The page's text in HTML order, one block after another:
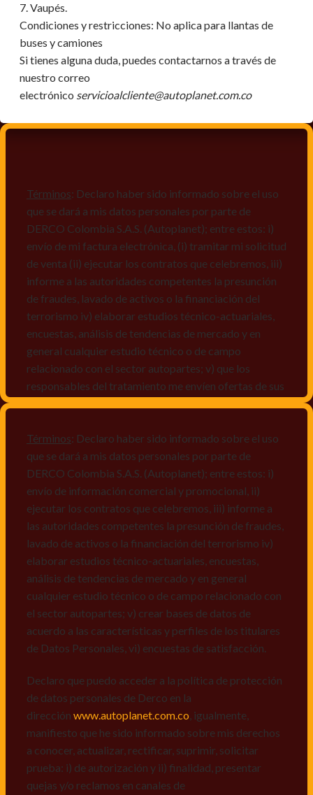
7. Vaupés.
Condiciones y restricciones: No aplica para llantas de
buses y camiones
Si tienes alguna duda, puedes contactarnos a través de
nuestro correo
electrónico servicioalcliente@autoplanet.com.co
Términos: Declaro haber sido informado sobre el uso
que se dará a mis datos personales por parte de
DERCO Colombia S.A.S. (Autoplanet); entre estos: i)
envío de mi factura electrónica, (i) tramitar mi solicitud
de venta (ii) ejecutar los contratos que celebremos, iii)
informe a las autoridades competentes la presunción
de fraudes, lavado de activos o la financiación del
terrorismo iv) elaborar estudios técnico-actuariales,
encuestas, análisis de tendencias de mercado y en
general cualquier estudio técnico o de campo
relacionado con el sector autopartes; v) que los
responsables del tratamiento me envíen ofertas de sus
mismos, vi) crear bases de datos de acuerdo a las
características y perfiles de los titulares de Datos
Personales, v) encuestas de satisfacción, vi) reportes
recall.
Declaro que puedo acceder a la política de protección
de datos personales de Derco en la
direcciónwww.autoplanet.com.co, igualmente,
manifiesto que he sido informado sobre mis derechos
a conocer, actualizar, rectificar, suprimir, solicitar
prueba: i) de autorización y ii) finalidad, presentar
quejas y/o reclamos en canales de
atención: servicioalcliente@derco.com.coy en
responsables, para que efectúen el tratamiento de mis
datos conforme lo expuesto.
Términos: Declaro haber sido informado sobre el uso
que se dará a mis datos personales por parte de
DERCO Colombia S.A.S. (Autoplanet); entre estos: i)
envío de información comercial y promocional, ii)
ejecutar los contratos que celebremos, iii) informe a
las autoridades competentes la presunción de fraudes,
lavado de activos o la financiación del terrorismo iv)
elaborar estudios técnico-actuariales, encuestas,
análisis de tendencias de mercado y en general
cualquier estudio técnico o de campo relacionado con
el sector autopartes; v) crear bases de datos de
acuerdo a las características y perfiles de los titulares
de Datos Personales, vi) encuestas de satisfacción.
Declaro que puedo acceder a la política de protección
de datos personales de Derco en la
dirección www.autoplanet.com.co , igualmente,
manifiesto que he sido informado sobre mis derechos
a conocer, actualizar, rectificar, suprimir, solicitar
prueba: i) de autorización y ii) finalidad, presentar
quejas y/o reclamos en canales de